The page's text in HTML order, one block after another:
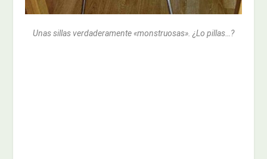
Unas sillas verdaderamente «monstruosas». ¿Lo pillas…?